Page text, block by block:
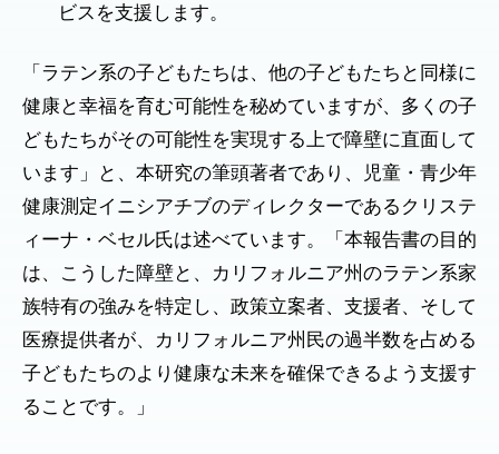
ビスを支援します。
「ラテン系の子どもたちは、他の子どもたちと同様に
健康と幸福を育む可能性を秘めていますが、多くの子
どもたちがその可能性を実現する上で障壁に直面して
います」と、本研究の筆頭著者であり、児童・青少年
健康測定イニシアチブのディレクターであるクリステ
ィーナ・ベセル氏は述べています。「本報告書の目的
は、こうした障壁と、カリフォルニア州のラテン系家
族特有の強みを特定し、政策立案者、支援者、そして
医療提供者が、カリフォルニア州民の過半数を占める
子どもたちのより健康な未来を確保できるよう支援す
ることです。」